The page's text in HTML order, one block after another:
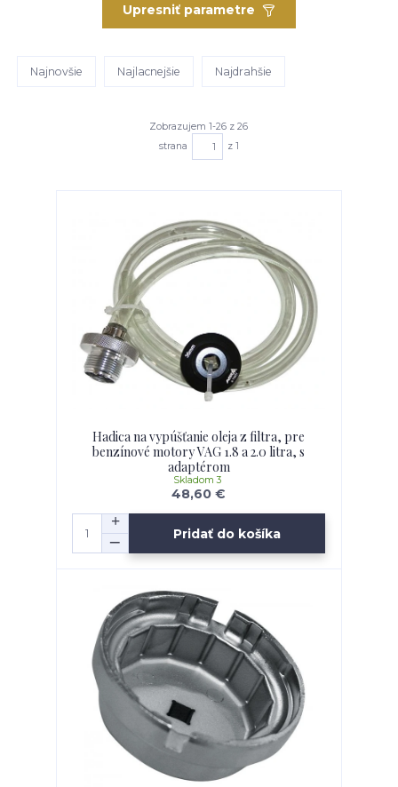
Upresniť parametre
Najnovšie Najlacnejšie Najdrahšie
Zobrazujem 1-26 z 26
strana
z 1
Hadica na vypúšťanie oleja z filtra, pre
benzínové motory VAG 1.8 a 2.0 litra, s
adaptérom
48,60 €
Skladom 3
Pridať do košíka